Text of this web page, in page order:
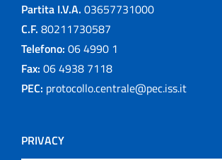
Partita I.V.A. 03657731000
C.F. 80211730587
Telefono: 06 4990 1
Fax: 06 4938 7118
PEC: protocollo.centrale@pec.iss.it
PRIVACY